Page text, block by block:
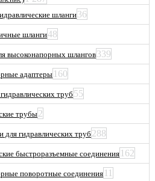
шланги36
шланги48
высоконапорных шлангов339
адаптеры 160
труб 55
трубы2
для гидравлических труб 288
быстроразъемные соединения 162
поворотные соединения 11